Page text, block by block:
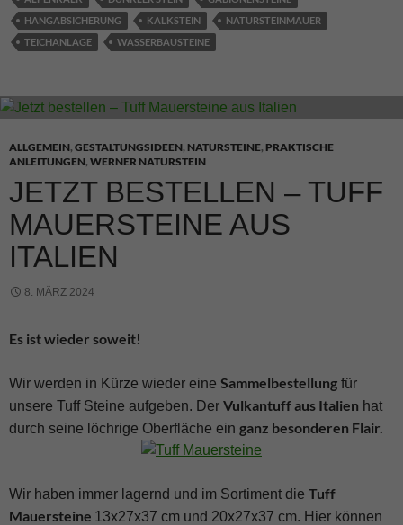
HANGABSICHERUNG
KALKSTEIN
NATURSTEINMAUER
TEICHANLAGE
WASSERBAUSTEINE
ALLGEMEIN, GESTALTUNGSIDEEN, NATURSTEINE, PRAKTISCHE
ANLEITUNGEN, WERNER NATURSTEIN
JETZT BESTELLEN – TUFF
MAUERSTEINE AUS
ITALIEN
8. MÄRZ 2024
Es ist wieder soweit!
Wir werden in Kürze wieder eine Sammelbestellung für
unsere Tuff Steine aufgeben. Der Vulkantuff aus Italien hat
durch seine löchrige Oberfläche ein ganz besonderen Flair.
Wir haben immer lagernd und im Sortiment die Tuff
Mauersteine 13x27x37 cm und 20x27x37 cm. Hier können